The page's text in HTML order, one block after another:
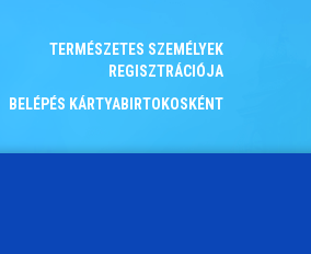
TERMÉSZETES SZEMÉLYEK
REGISZTRÁCIÓJA
BELÉPÉS KÁRTYABIRTOKOSKÉNT